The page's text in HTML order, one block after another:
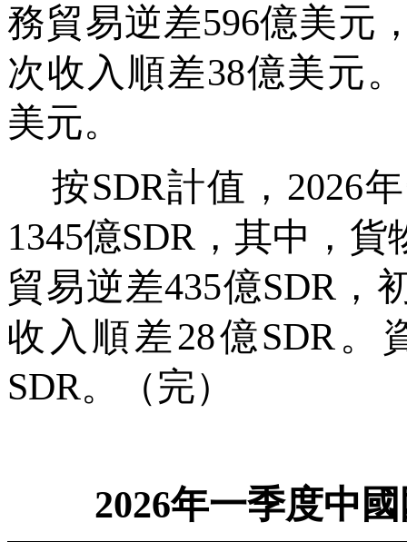
務貿易逆差596億美元
次收入順差38億美元
美元。
按SDR計值， 2026
1345億SDR ，其中，
貿易逆差435億SDR，
收入順差28億SDR。
SDR。（完）
2026年一季度中